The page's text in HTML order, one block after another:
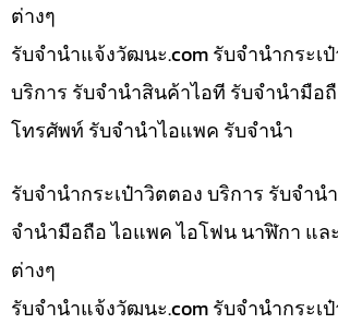
ต่างๆ
รับจํานําแจ้งวัฒนะ.com รับจำนำกระเป๋
บริการ รับจำนำสินค้าไอที รับจำนำมือ
โทรศัพท์ รับจำนำไอแพค รับจำนำ
รับจำนำกระเป๋าวิตตอง บริการ รับจำน
จำนำมือถือ ไอแพค ไอโฟน นาฬิกา แล
ต่างๆ
รับจํานําแจ้งวัฒนะ.com รับจำนำกระเ